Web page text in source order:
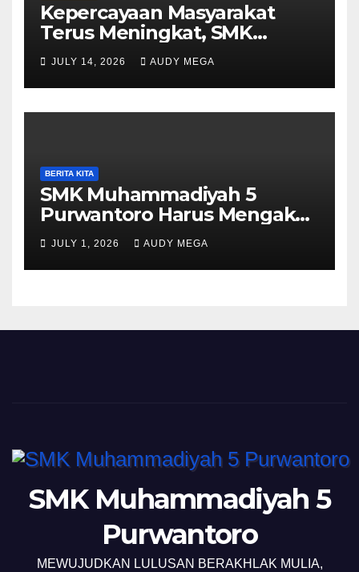
Kepercayaan Masyarakat
Terus Meningkat, SMK
Muhammadiyah 5
Purwantoro Sambut 376
Peserta Didik Baru
JULY 14, 2026 AUDY MEGA
BERITA KITA
SMK Muhammadiyah 5
Purwantoro Harus Mengakui
Keunggulan Galasiswa
Slogohimo di Ajang Sinergi
Jetak (Sinje) Minisoccer 2
JULY 1, 2026 AUDY MEGA
SMK Muhammadiyah 5
Purwantoro
MEWUJUDKAN LULUSAN BERAKHLAK MULIA,